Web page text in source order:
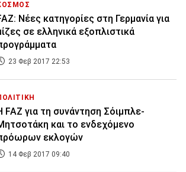
Νέες κατηγορίες στη Γερμανία για
σε ελληνικά εξοπλιστικά
23 Φεβ 2017 22:53
FAZ για τη συνάντηση Σόιμπλε-
και το ενδεχόμενο
εκλογών
14 Φεβ 2017 09:40